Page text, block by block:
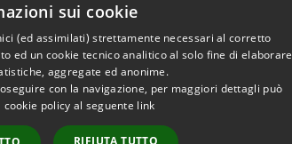
sui cookie
(ed assimilati) strettamente necessari al corretto
ed un cookie tecnico analitico al solo fine di elaborare
aggregate ed anonime.
con la navigazione, per maggiori dettagli può
policy al seguente link
RIFIUTA TUTTO